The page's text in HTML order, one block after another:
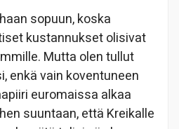
sopuun, koska
kustannukset olisivat
Mutta olen tullut
enkä vain koventuneen
euromaissa alkaa
suuntaan, että Kreikalle